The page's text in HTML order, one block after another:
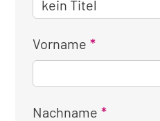
Vorname
Nachname